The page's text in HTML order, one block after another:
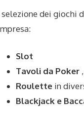
selezione dei giochi
Slot
Tavoli da Poker
Roulette in
Blackjack e